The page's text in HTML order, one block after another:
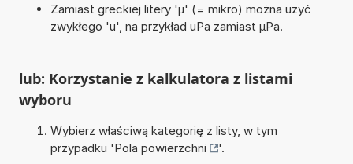
Zamiast greckiej litery 'µ' (= mikro) można użyć
zwykłego 'u', na przykład uPa zamiast µPa.
lub: Korzystanie z kalkulatora z listami
wyboru
Wybierz właściwą kategorię z listy, w tym
przypadku 'Pola powierzchni
'.